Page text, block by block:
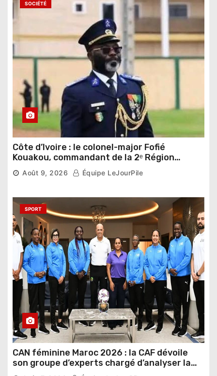
SOCIÉTÉ
Côte d’Ivoire : le colonel-major Fofié
Kouakou, commandant de la 2ᵉ Région
militaire, n’est plus
Août 9, 2026 Équipe LeJourPile
SPORT
CAN féminine Maroc 2026 : la CAF dévoile
son groupe d’experts chargé d’analyser la
compétition